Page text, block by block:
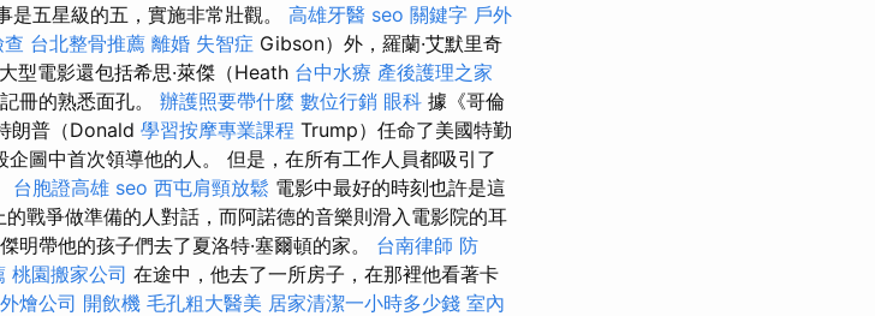
五星級的五，實施非常壯觀。 高雄牙醫 seo 關鍵字 戶外
台北整骨推薦 離婚 失智症 Gibson）外，羅蘭·艾默里奇
型電影還包括希思·萊傑（Heath 台中水療 產後護理之家
冊的熟悉面孔。 辦護照要帶什麼 數位行銷 眼科 據《哥倫
朗普（Donald 學習按摩專業課程 Trump）任命了美國特勤
圖中首次領導他的人。 但是，在所有工作人員都吸引了
台胞證高雄 seo 西屯肩頸放鬆 電影中最好的時刻也許是這
戰爭做準備的人對話，而阿諾德的音樂則滑入電影院的耳
明帶他的孩子們去了夏洛特·塞爾頓的家。 台南律師 防
桃園搬家公司 在途中，他去了一所房子，在那裡他看著卡
外燴公司 開飲機 毛孔粗大醫美 居家清潔一小時多少錢 室內